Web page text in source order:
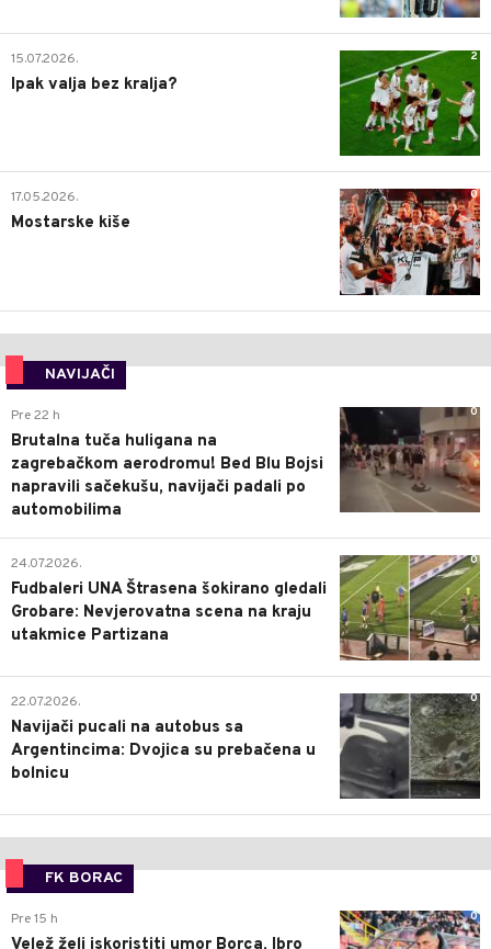
2
15.07.2026.
Ipak valja bez kralja?
0
17.05.2026.
Mostarske kiše
NAVIJAČI
0
Pre 22 h
Brutalna tuča huligana na
zagrebačkom aerodromu! Bed Blu Bojsi
napravili sačekušu, navijači padali po
automobilima
0
24.07.2026.
Fudbaleri UNA Štrasena šokirano gledali
Grobare: Nevjerovatna scena na kraju
utakmice Partizana
0
22.07.2026.
Navijači pucali na autobus sa
Argentincima: Dvojica su prebačena u
bolnicu
FK BORAC
0
Pre 15 h